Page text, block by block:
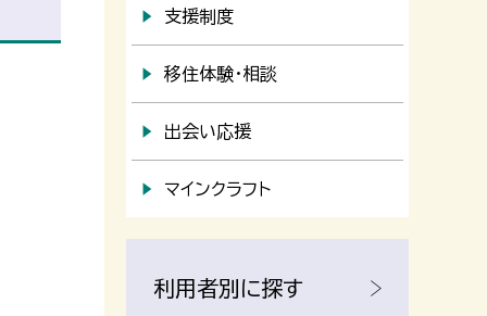
支援制度
移住体験・相談
出会い応援
マインクラフト
利用者別に探す